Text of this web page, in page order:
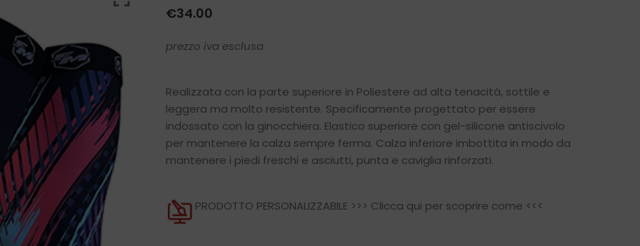
€34.00
prezzo iva esclusa
Realizzata con la parte superiore in Poliestere ad alta tenacità, sottile e
leggera ma molto resistente. Specificamente progettato per essere
indossato con la ginocchiera. Elastico superiore con gel-silicone antiscivolo
per mantenere la calza sempre ferma. Calza inferiore imbottita in modo da
mantenere i piedi freschi e asciutti, punta e caviglia rinforzati.
PRODOTTO PERSONALIZZABILE >>> Clicca qui per scoprire come <<<